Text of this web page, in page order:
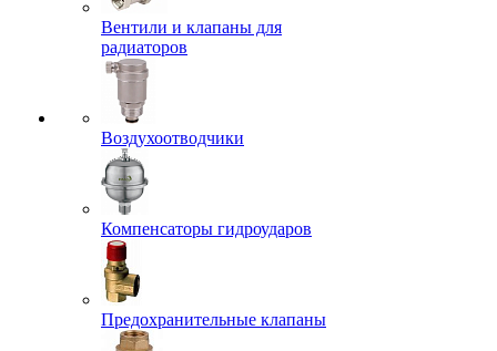
Вентили и клапаны для
радиаторов
Воздухоотводчики
Компенсаторы гидроударов
Предохранительные клапаны